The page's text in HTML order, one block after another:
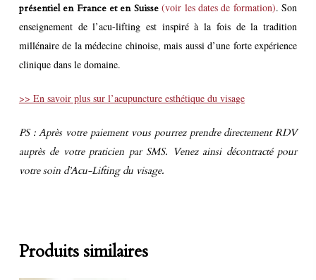
présentiel en France et en Suisse (voir les dates de formation). Son
enseignement de l’acu-lifting est inspiré à la fois de la tradition
millénaire de la médecine chinoise, mais aussi d’une forte expérience
clinique dans le domaine.
>> En savoir plus sur l’acupuncture esthétique du visage
PS : Après votre paiement vous pourrez prendre directement RDV
auprès de votre praticien par SMS. Venez ainsi décontracté pour
votre soin d’Acu-Lifting du visage.
Produits similaires